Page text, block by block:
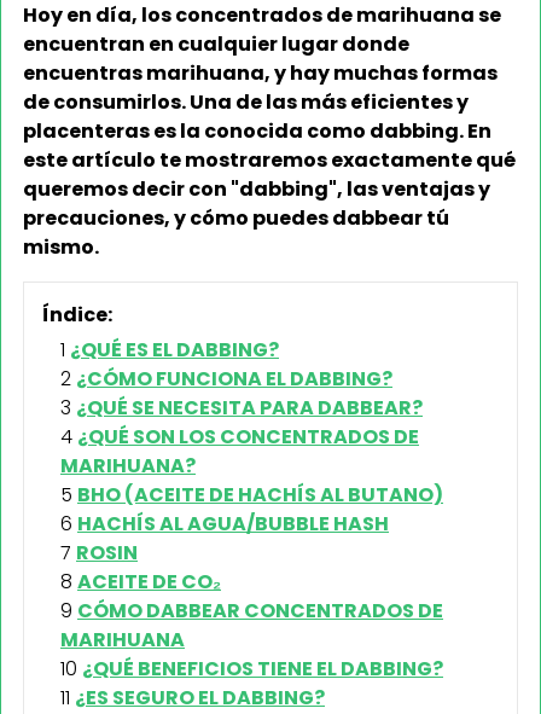
Hoy en día, los concentrados de marihuana se
encuentran en cualquier lugar donde
encuentras marihuana, y hay muchas formas
de consumirlos. Una de las más eficientes y
placenteras es la conocida como dabbing. En
este artículo te mostraremos exactamente qué
queremos decir con "dabbing", las ventajas y
precauciones, y cómo puedes dabbear tú
mismo.
Índice:
¿QUÉ ES EL DABBING?
¿CÓMO FUNCIONA EL DABBING?
¿QUÉ SE NECESITA PARA DABBEAR?
¿QUÉ SON LOS CONCENTRADOS DE
MARIHUANA?
BHO (ACEITE DE HACHÍS AL BUTANO)
HACHÍS AL AGUA/BUBBLE HASH
ROSIN
ACEITE DE CO₂
CÓMO DABBEAR CONCENTRADOS DE
MARIHUANA
¿QUÉ BENEFICIOS TIENE EL DABBING?
¿ES SEGURO EL DABBING?